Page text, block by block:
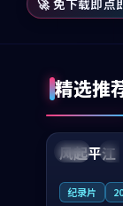
🚀 免下载即点
精选推
美国 完结
风起平江
纪录片